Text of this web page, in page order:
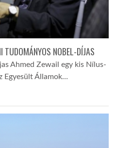
TUDOMÁNYOS NOBEL-DÍJAS
Ahmed Zewail egy kis Nílus-
Egyesült Államok…